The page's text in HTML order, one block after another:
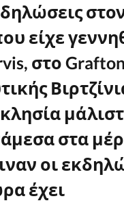
είχε
στο
στα
οι
έχει